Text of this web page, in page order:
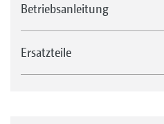
Betriebsanleitung
Ersatzteile